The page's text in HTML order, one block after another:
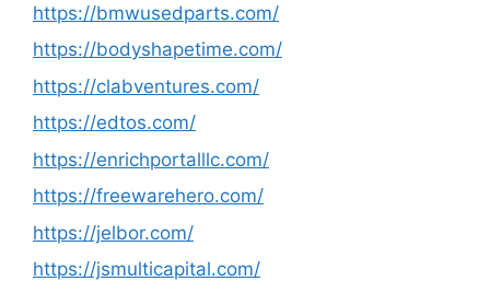
https://bmwusedparts.com/
https://bodyshapetime.com/
https://clabventures.com/
https://edtos.com/
https://enrichportalllc.com/
https://freewarehero.com/
https://jelbor.com/
https://jsmulticapital.com/